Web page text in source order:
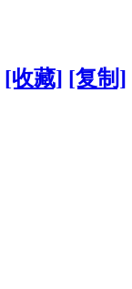
[收藏] [复制]